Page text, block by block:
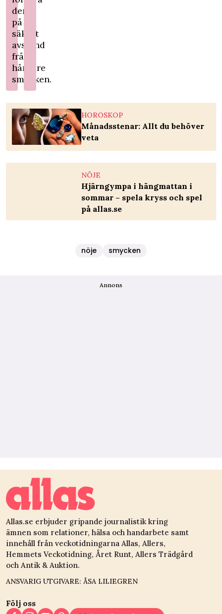
den
på
säkert
avstånd
från
hårdare
smycken.
HOROSKOP
Månadsstenar: Allt du behöver
veta
NÖJE
Hjärngympa i hängmattan i
sommar – spela kryss och spel
på allas.se
nöje smycken
Annons
Allas.se erbjuder gripande journalistik kring
ämnen som relationer, hälsa och handarbete samt
innehåll från veckotidningarna Allas, Allers,
Hemmets Veckotidning, Året Runt, Allers Trädgård
och Antik & Auktion.
ANSVARIG UTGIVARE: ÅSA LILIEGREN
Följ oss